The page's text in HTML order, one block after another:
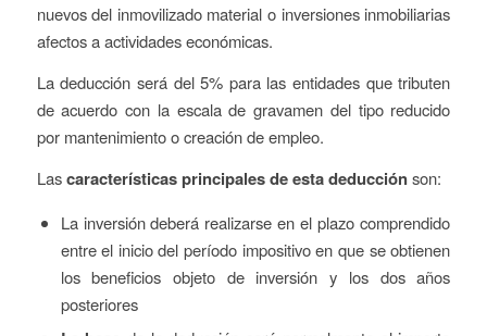
nuevos del inmovilizado material o inversiones inmobiliarias
afectos a actividades económicas.
La deducción será del 5% para las entidades que tributen
de acuerdo con la escala de gravamen del tipo reducido
por mantenimiento o creación de empleo.
Lascaracterísticas principales de esta deducciónson:
La inversión deberá realizarse en el plazo comprendido
entre el inicio del período impositivo en que se obtienen
los beneficios objeto de inversión y los dos años
posteriores